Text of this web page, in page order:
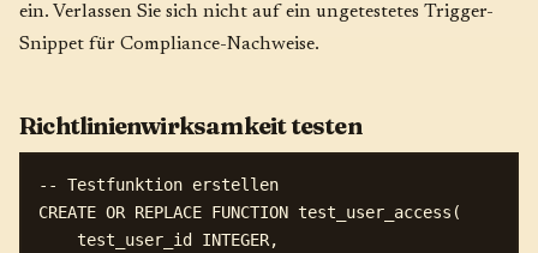
ein. Verlassen Sie sich nicht auf ein ungetestetes Trigger-
Snippet für Compliance-Nachweise.
Richtlinienwirksamkeit testen
-- Testfunktion erstellen
CREATE OR REPLACE FUNCTION test_user_access(
    test_user_id INTEGER,